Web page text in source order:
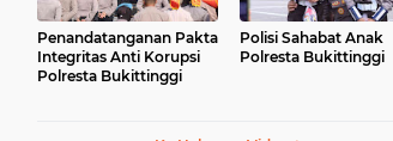
Penandatanganan Pakta
Integritas Anti Korupsi
Polresta Bukittinggi
Polisi Sahabat Anak
Polresta Bukittinggi